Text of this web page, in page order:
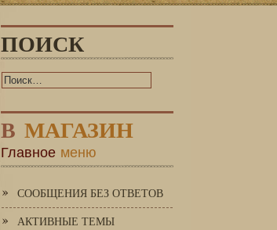
ПОИСК
В МАГАЗИН
Главное меню
СООБЩЕНИЯ БЕЗ ОТВЕТОВ
АКТИВНЫЕ ТЕМЫ